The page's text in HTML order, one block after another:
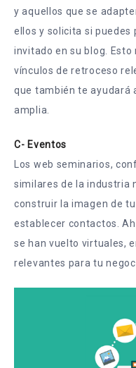
y aquellos que se
ellos y solicita si puedes
invitado en su blog.
vínculos de retroceso
que también te ayudará
amplia.
C- Eventos
Los web seminarios,
similares de la industria
construir la imagen de
establecer contactos.
se han vuelto virtuales,
relevantes para tu